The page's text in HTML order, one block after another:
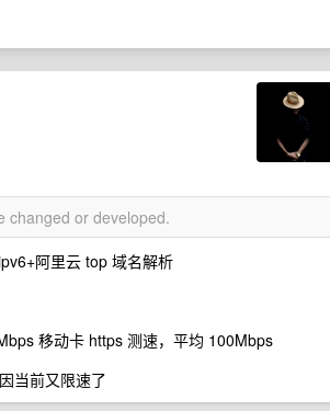
changed or developed.
阿里云 top 域名解析
移动卡 https 测速，平均 100Mbps
当前又限速了